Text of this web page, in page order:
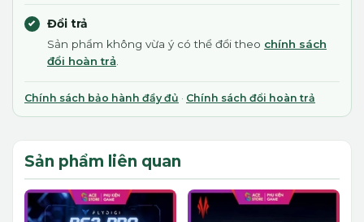
Đổi trả
Sản phẩm không vừa ý có thể đổi theo chính sách
đổi hoàn trả
Chính sách bảo hành đầy đủ · Chính sách đổi hoàn trả
Sản phẩm liên quan